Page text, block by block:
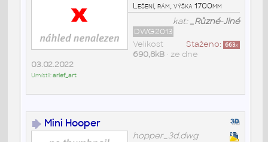
Lešení, rám, výška 1700mm
kat:_Různé-Jiné
DWG2013
Staženo: 663x
Velikost
690,8kB• ze dne
03.02.2022
Umístil:arief_art
Mini Hooper
hopper_3d.dwg